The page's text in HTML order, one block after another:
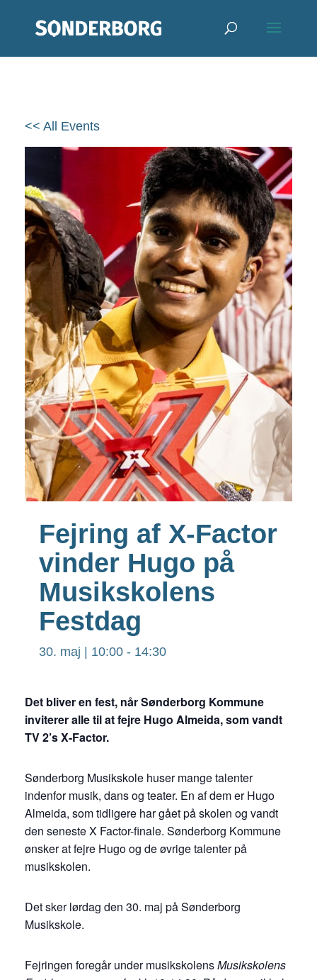
<< All Events
Fejring af X-Factor
vinder Hugo på
Musikskolens
Festdag
30. maj | 10:00 - 14:30
Det bliver en fest, når Sønderborg Kommune
inviterer alle til at fejre Hugo Almeida, som vandt
TV 2’s X-Factor.
Sønderborg Musikskole huser mange talenter
indenfor musik, dans og teater. En af dem er Hugo
Almeida, som tidligere har gået på skolen og vandt
den seneste X Factor-finale. Sønderborg Kommune
ønsker at fejre Hugo og de øvrige talenter på
musikskolen.
Det sker lørdag den 30. maj på Sønderborg
Musikskole.
Fejringen foregår under musikskolensMusikskolens